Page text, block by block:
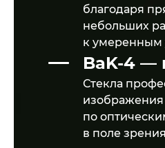
благодаря
небольших
к умеренным
BaK-4 —
Стекла
изображения
по
в поле